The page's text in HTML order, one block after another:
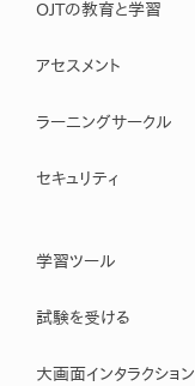
OJTの教育と学習
アセスメント
ラーニングサークル
セキュリティ
学習ツール
試験を受ける
大画面インタラクション